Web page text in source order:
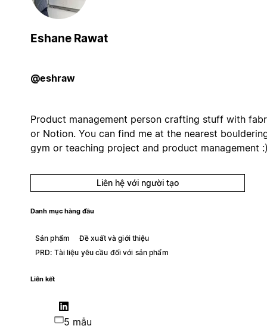
Eshane Rawat
@eshraw
Product management person crafting stuff with
or Notion. You can find me at the nearest
gym or teaching project and product management
Liên hệ với người tạo
Danh mục hàng đầu
Sản phẩm
Đề xuất và giới thiệu
PRD: Tài liệu yêu cầu đối với sản phẩm
Liên kết
5 mẫu